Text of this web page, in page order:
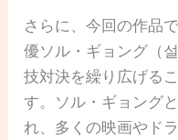
さらに、今回の作品
優ソル・ギョング（
技対決を繰り広げる
す。ソル・ギョング
れ、多くの映画やド